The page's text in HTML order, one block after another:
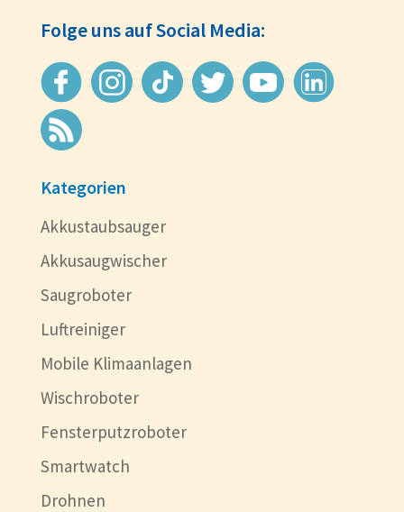
Folge uns auf Social Media:
Kategorien
Akkustaubsauger
Akkusaugwischer
Saugroboter
Luftreiniger
Mobile Klimaanlagen
Wischroboter
Fensterputzroboter
Smartwatch
Drohnen